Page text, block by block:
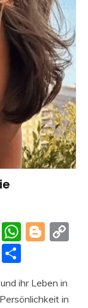
LinkedIn
Gmail
ihr Leben in
in